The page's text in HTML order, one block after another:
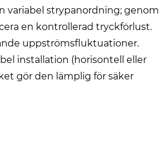
variabel strypanordning; genom
en kontrollerad tryckförlust.
uppströmsfluktuationer.
installation (horisontell eller
gör den lämplig för säker